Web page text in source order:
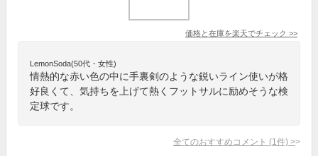
価格と在庫を楽天でチェック >>
LemonSoda(50代・女性)
情熱的な赤い色の中に手裏剣のような鋭いライン使いが格
好良くて、気持ちを上げて熱くフットサルに励めそうな検
定球です。
全てのおすすめコメント (1 件) >